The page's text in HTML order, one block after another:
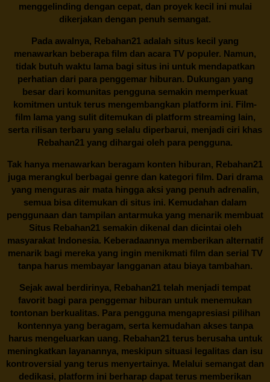
menggelinding dengan cepat, dan proyek kecil ini mulai
dikerjakan dengan penuh semangat.
Pada awalnya, Rebahan21 adalah situs kecil yang
menawarkan beberapa film dan acara TV populer. Namun,
tidak butuh waktu lama bagi situs ini untuk mendapatkan
perhatian dari para penggemar hiburan. Dukungan yang
besar dari komunitas pengguna semakin memperkuat
komitmen untuk terus mengembangkan platform ini. Film-
film lama yang sulit ditemukan di platform streaming lain,
serta rilisan terbaru yang selalu diperbarui, menjadi ciri khas
Rebahan21 yang dihargai oleh para pengguna.
Tak hanya menawarkan beragam konten hiburan, Rebahan21
juga merangkul berbagai genre dan kategori film. Dari drama
yang menguras air mata hingga aksi yang penuh adrenalin,
semua bisa ditemukan di situs ini. Kemudahan dalam
penggunaan dan tampilan antarmuka yang menarik membuat
Situs Rebahan21semakin dikenal dan dicintai oleh
masyarakat Indonesia. Keberadaannya memberikan alternatif
menarik bagi mereka yang ingin menikmati film dan serial TV
tanpa harus membayar langganan atau biaya tambahan.
Sejak awal berdirinya, Rebahan21 telah menjadi tempat
favorit bagi para penggemar hiburan untuk menemukan
tontonan berkualitas. Para pengguna mengapresiasi pilihan
kontennya yang beragam, serta kemudahan akses tanpa
harus mengeluarkan uang. Rebahan21terus berusaha untuk
meningkatkan layanannya, meskipun situasi legalitas dan isu
kontroversial yang terus menyertainya. Melalui semangat dan
dedikasi, platform ini berharap dapat terus memberikan